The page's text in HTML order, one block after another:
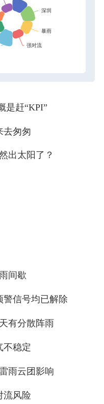
是赶“KPI”
去匆匆
出太阳了？
间歇
警信号均已解除
有分散阵雨
不稳定
雨云团影响
流风险